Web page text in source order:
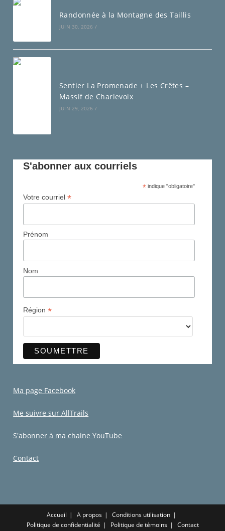
Randonnée à la Montagne des Taillis
JUIN 30, 2026 /
Sentier La Promenade + Les Crêtes –
Massif de Charlevoix
JUIN 29, 2026 /
S'abonner aux courriels
*indique "obligatoire"
Votre courriel*
Prénom
Nom
Région*
Ma page Facebook
Me suivre sur AllTrails
S'abonner à ma chaine YouTube
Contact
Accueil A propos
Conditions utilisation
Politique de confidentialité
Politique de témoins Contact